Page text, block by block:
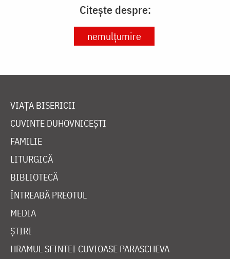
Citește despre:
nemulțumire
VIAȚA BISERICII
CUVINTE DUHOVNICEȘTI
FAMILIE
LITURGICĂ
BIBLIOTECĂ
ÎNTREABĂ PREOTUL
MEDIA
ȘTIRI
HRAMUL SFINTEI CUVIOASE PARASCHEVA